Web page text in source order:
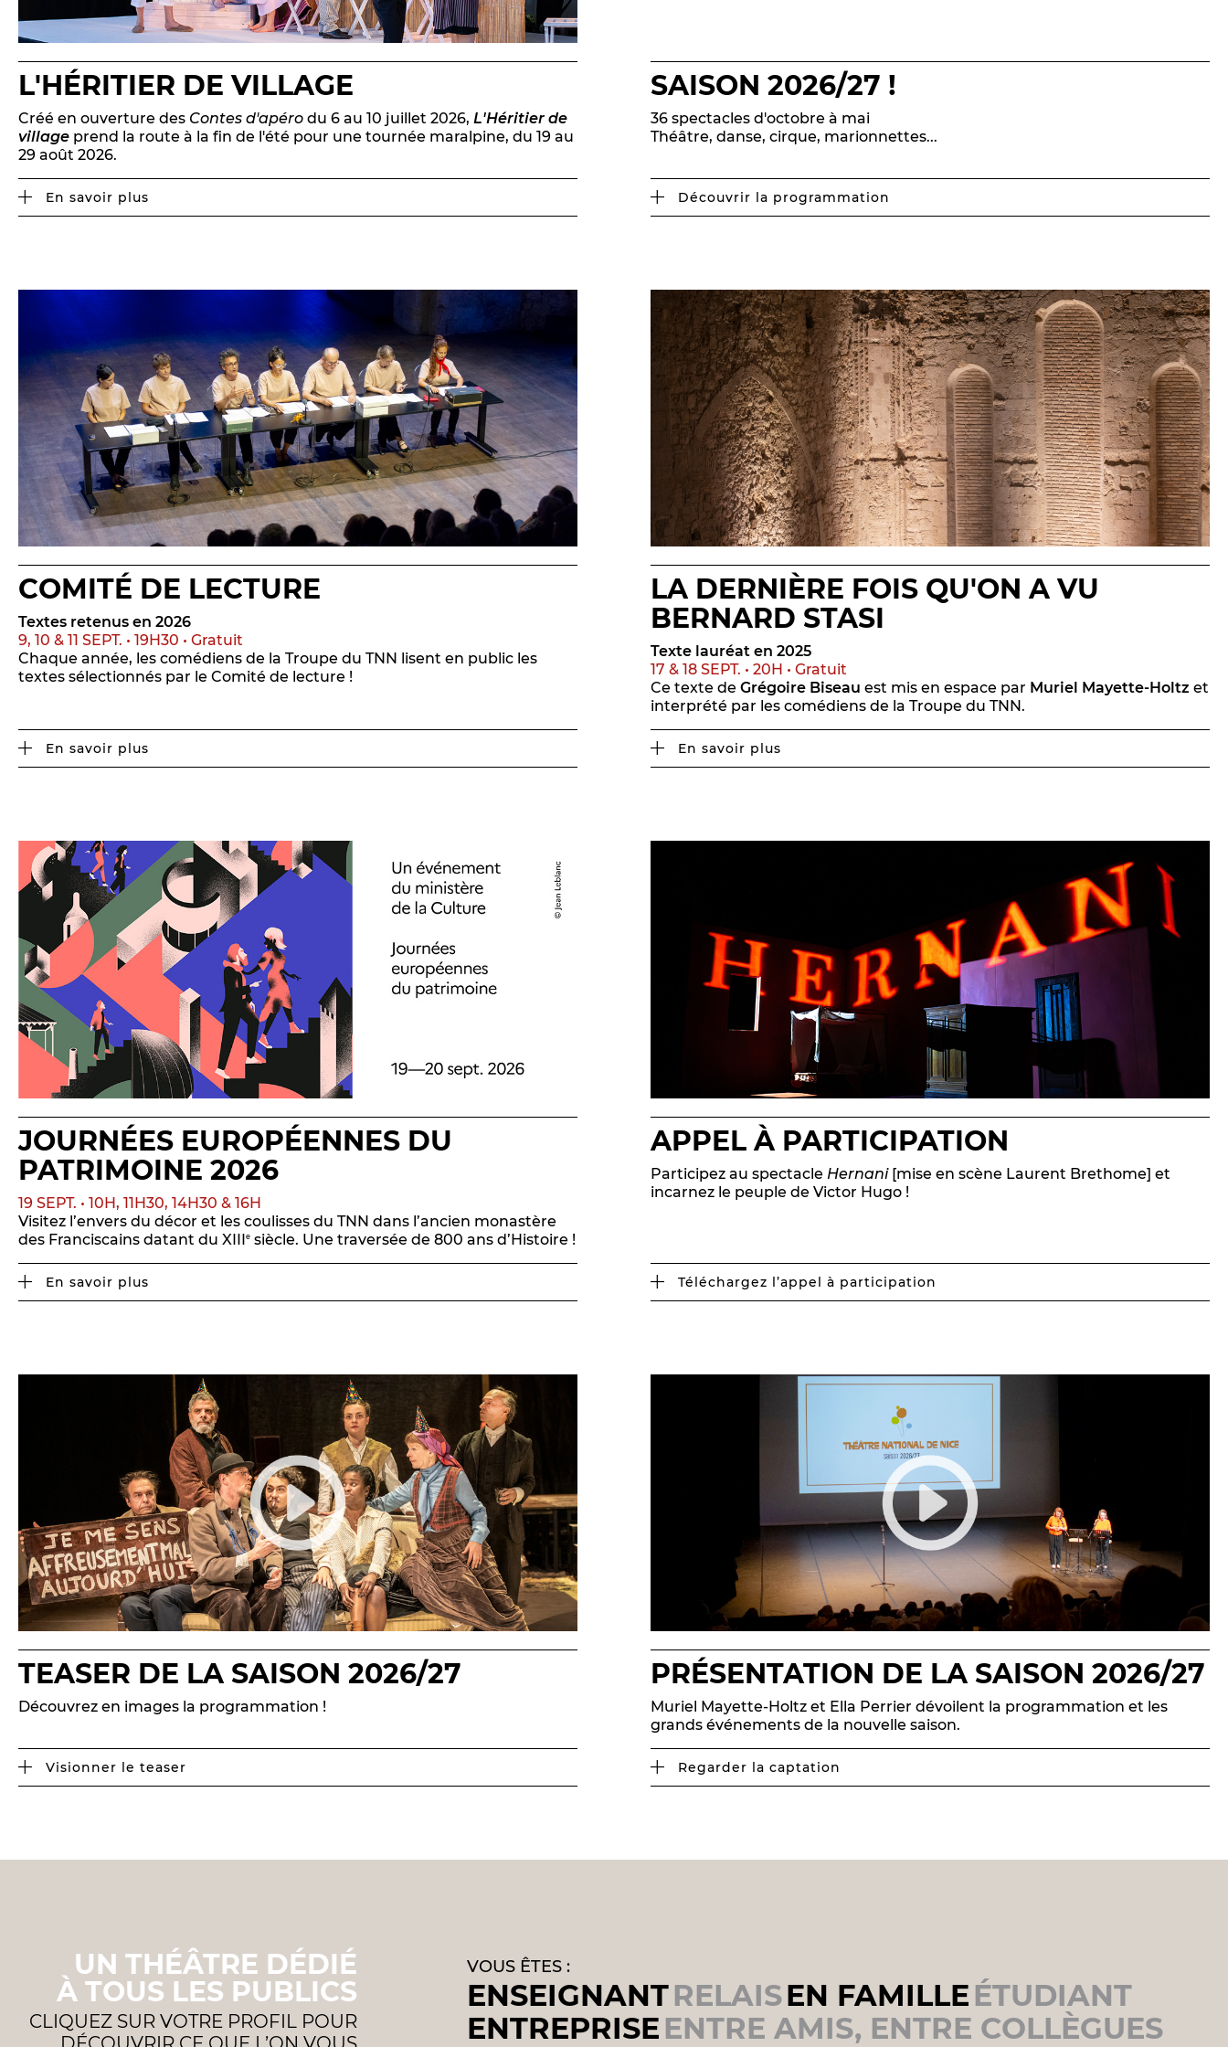
L'HÉRITIER DE VILLAGE
Créé en ouverture des Contes d'apéro du 6 au 10 juillet 2026, L'Héritier de
village prend la route à la fin de l'été pour une tournée maralpine, du 19 au
29 août 2026.
En savoir plus
SAISON 2026/27 !
36 spectacles d'octobre à mai
Théâtre, danse, cirque, marionnettes...
Découvrir la programmation
COMITÉ DE LECTURE
Textes retenus en 2026
9, 10 & 11 SEPT. • 19H30 • Gratuit
Chaque année, les comédiens de la Troupe du TNN lisent en public les
textes sélectionnés par le Comité de lecture !
En savoir plus
LA DERNIÈRE FOIS QU'ON A VU
BERNARD STASI
Texte lauréat en 2025
17 & 18 SEPT. • 20H • Gratuit
Ce texte de Grégoire Biseau est mis en espace par Muriel Mayette-Holtz et
interprété par les comédiens de la Troupe du TNN.
En savoir plus
JOURNÉES EUROPÉENNES DU
PATRIMOINE 2026
19 SEPT. • 10H, 11H30, 14H30 & 16H
Visitez l’envers du décor et les coulisses du TNN dans l’ancien monastère
des Franciscains datant du XIIIe siècle. Une traversée de 800 ans d’Histoire !
En savoir plus
APPEL À PARTICIPATION
Participez au spectacle Hernani[mise en scène Laurent Brethome] et
incarnez le peuple de Victor Hugo !
Téléchargez l’appel à participation
TEASER DE LA SAISON 2026/27
Découvrez en images la programmation !
Visionner le teaser
PRÉSENTATION DE LA SAISON 2026/27
Muriel Mayette-Holtz et Ella Perrier dévoilent la programmation et les
grands événements de la nouvelle saison.
Regarder la captation
UN THÉÂTRE DÉDIÉ
À TOUS LES PUBLICS
CLIQUEZ SUR VOTRE PROFIL POUR
VOUS ÊTES :
ENSEIGNANTRELAISEN FAMILLEÉTUDIANT
ENTREPRISEENTRE AMIS, ENTRE COLLÈGUES